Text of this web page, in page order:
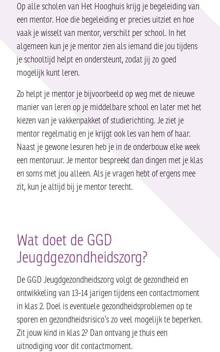
Op alle scholen van Het Hooghuis krijg je begeleiding van
een mentor. Hoe die begeleiding er precies uitziet en hoe
vaak je wisselt van mentor, verschilt per school. In het
algemeen kun je je mentor zien als iemand die jou tijdens
je schooltijd helpt en ondersteunt, zodat jij zo goed
mogelijk kunt leren.
Zo helpt je mentor je bijvoorbeeld op weg met de nieuwe
manier van leren op je middelbare school en later met het
kiezen van je vakkenpakket of studierichting. Je ziet je
mentor regelmatig en je krijgt ook les van hem of haar.
Naast je gewone lesuren heb je in de onderbouw elke week
een mentoruur. Je mentor bespreekt dan dingen met je klas
en soms met jou alleen. Als je vragen hebt of ergens mee
zit, kun je altijd bij je mentor terecht.
Wat doet de GGD
Jeugdgezondheidszorg?
De GGD Jeugdgezondheidszorg volgt de gezondheid en
ontwikkeling van 13-14 jarigen tijdens een contactmoment
in klas 2. Doel is eventuele gezondheidsproblemen op te
sporen en gezondheidsrisico’s zo veel mogelijk te beperken.
Zit jouw kind in klas 2? Dan ontvang je thuis een
uitnodiging voor dit contactmoment.